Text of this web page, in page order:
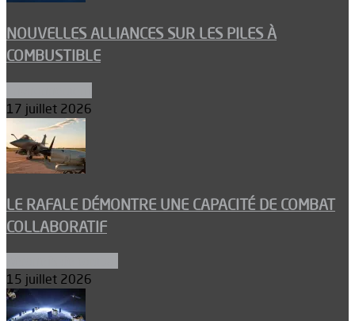
NOUVELLES ALLIANCES SUR LES PILES À
COMBUSTIBLE
17 juillet 2026
LE RAFALE DÉMONTRE UNE CAPACITÉ DE COMBAT
COLLABORATIF
15 juillet 2026